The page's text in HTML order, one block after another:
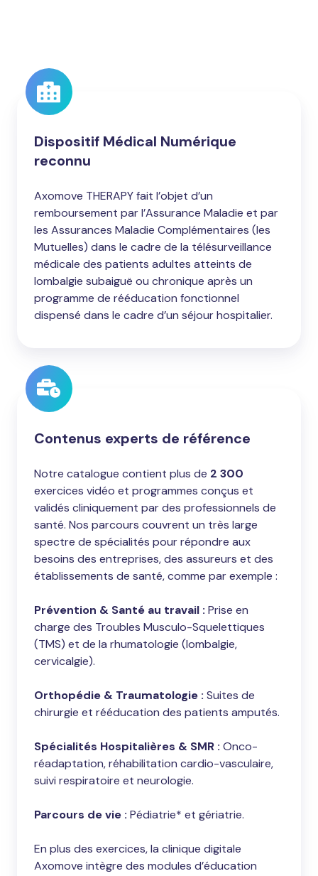
Dispositif Médical Numérique
reconnu
Axomove THERAPY fait l’objet d’un
remboursement par l’Assurance Maladie et par
les Assurances Maladie Complémentaires (les
Mutuelles) dans le cadre de la télésurveillance
médicale des patients adultes atteints de
lombalgie subaiguë ou chronique après un
programme de rééducation fonctionnel
dispensé dans le cadre d’un séjour hospitalier.
Contenus experts de référence
Notre catalogue contient plus de 2 300
exercices vidéo et programmes conçus et
validés cliniquement par des professionnels de
santé. Nos parcours couvrent un très large
spectre de spécialités pour répondre aux
besoins des entreprises, des assureurs et des
établissements de santé, comme par exemple :
Prévention & Santé au travail : Prise en
charge des Troubles Musculo-Squelettiques
(TMS) et de la rhumatologie (lombalgie,
cervicalgie).
Orthopédie & Traumatologie : Suites de
chirurgie et rééducation des patients amputés.
Spécialités Hospitalières & SMR : Onco-
réadaptation, réhabilitation cardio-vasculaire,
suivi respiratoire et neurologie.
Parcours de vie : Pédiatrie* et gériatrie.
En plus des exercices, la clinique digitale
Axomove intègre des modules d’éducation